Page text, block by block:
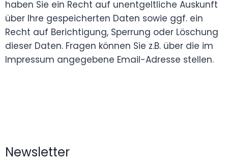
haben Sie ein Recht auf unentgeltliche Auskunft
über Ihre gespeicherten Daten sowie ggf. ein
Recht auf Berichtigung, Sperrung oder Löschung
dieser Daten. Fragen können Sie z.B. über die im
Impressum angegebene Email-Adresse stellen.
Newsletter